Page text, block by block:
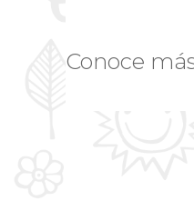
Conoce